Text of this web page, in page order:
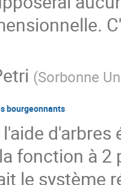
(Sorbonne
bourgeonnants
fonction à 2
le système